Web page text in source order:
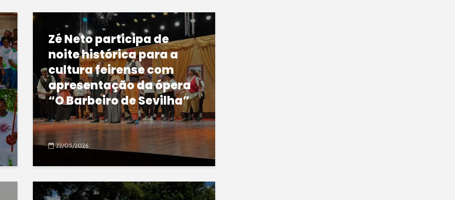
Zé Neto participa de
noite histórica para a
cultura feirense com
apresentação da ópera
“O Barbeiro de Sevilha”
22/05/2026